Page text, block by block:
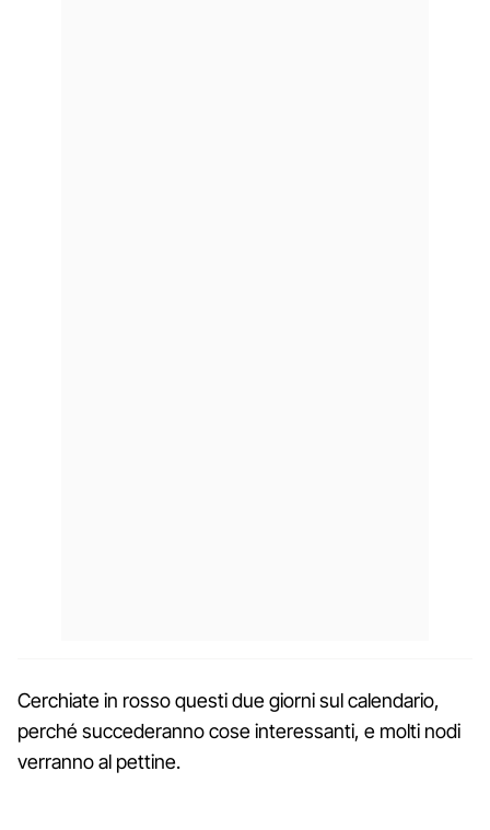
Cerchiate in rosso questi due giorni sul calendario,
perché succederanno cose interessanti, e molti nodi
verranno al pettine.